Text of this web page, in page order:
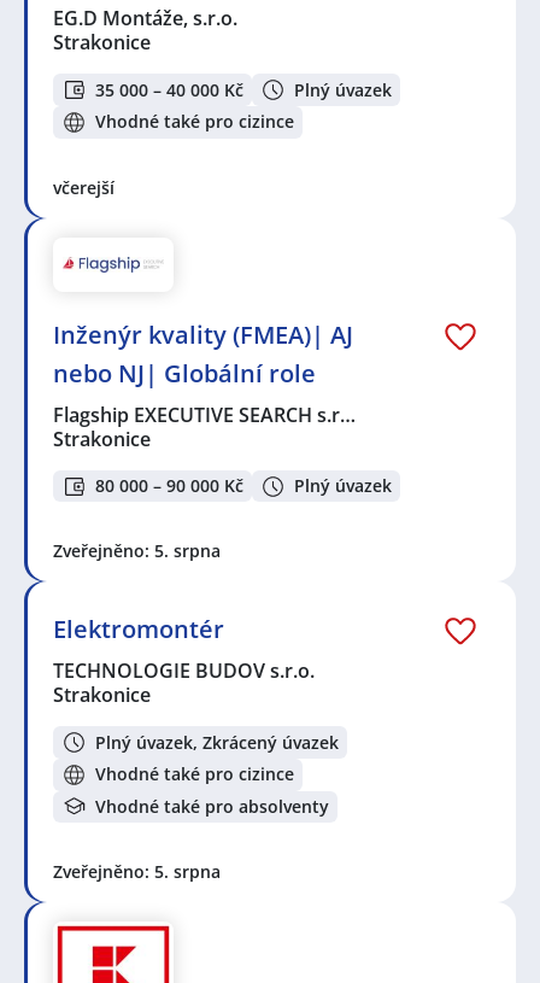
EG.D Montáže, s.r.o.
Strakonice
35 000 – 40 000 Kč
Plný úvazek
Vhodné také pro cizince
včerejší
Inženýr kvality (FMEA)| AJ
nebo NJ| Globální role
Flagship EXECUTIVE SEARCH s.r…
Strakonice
80 000 – 90 000 Kč Plný úvazek
Zveřejněno: 5. srpna
Elektromontér
TECHNOLOGIE BUDOV s.r.o.
Strakonice
Plný úvazek, Zkrácený úvazek
Vhodné také pro cizince
Vhodné také pro absolventy
Zveřejněno: 5. srpna